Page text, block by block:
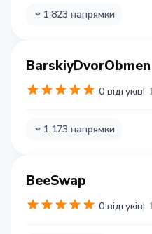
1 823 напрямки
BarskiyDvorObmen
0 відгуків
1 173 напрямки
BeeSwap
0 відгуків